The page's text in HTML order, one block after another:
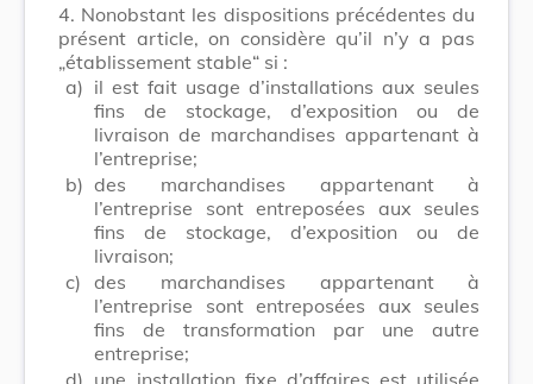
4. Nonobstant les dispositions précédentes du
présent article, on considère qu’il n’y a pas
„établissement stable“ si :
a) il est fait usage d’installations aux seules
fins de stockage, d’exposition ou de
livraison de marchandises appartenant à
l’entreprise;
b) des marchandises appartenant à
l’entreprise sont entreposées aux seules
fins de stockage, d’exposition ou de
livraison;
c)
des marchandises appartenant à
l’entreprise sont entreposées aux seules
fins de transformation par une autre
entreprise;
d) une installation fixe d’affaires est utilisée